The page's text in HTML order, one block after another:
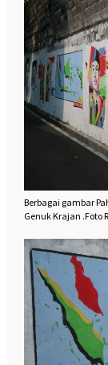
Berbagai gambar
Genuk Krajan .Foto